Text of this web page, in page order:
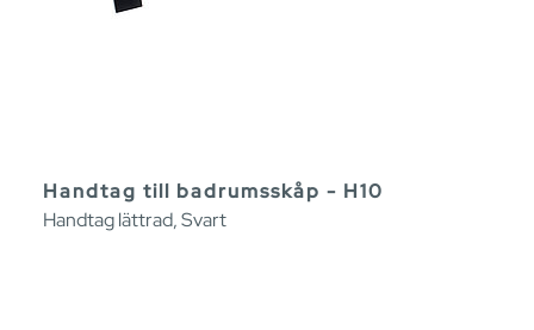
Handtag till badrumsskåp - H10
Handtag lättrad, Svart